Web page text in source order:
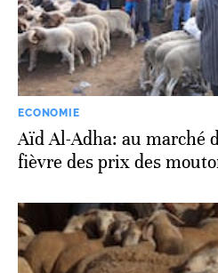
ECONOMIE
Aïd Al-Adha: au marché
fièvre des prix des